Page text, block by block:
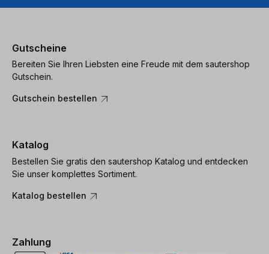
Gutscheine
Bereiten Sie Ihren Liebsten eine Freude mit dem sautershop
Gutschein.
Gutschein bestellen
Katalog
Bestellen Sie gratis den sautershop Katalog und entdecken
Sie unser komplettes Sortiment.
Katalog bestellen
Zahlung